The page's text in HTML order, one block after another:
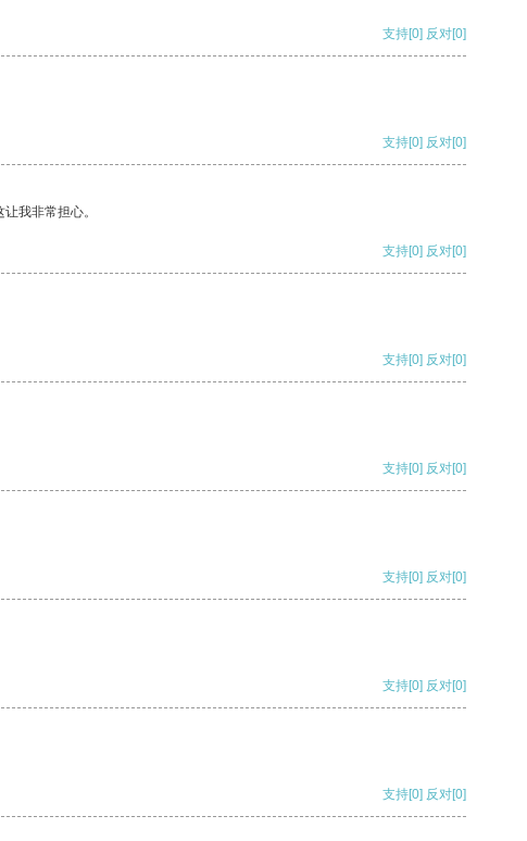
支持[0] 反对[0]
支持[0] 反对[0]
我非常担心。
支持[0] 反对[0]
支持[0] 反对[0]
支持[0] 反对[0]
支持[0] 反对[0]
支持[0] 反对[0]
支持[0] 反对[0]